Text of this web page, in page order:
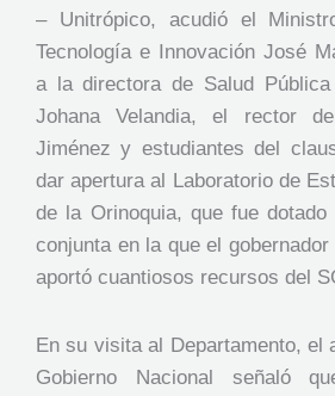
– Unitrópico, acudió el
Tecnología e Innovación José
a la directora de Salud Pública
Johana Velandia, el rector
Jiménez y estudiantes del
dar apertura al Laboratorio de
de la Orinoquia, que fue
conjunta en la que el
aportó cuantiosos recursos del
En su visita al Departamento, el
Gobierno Nacional señaló